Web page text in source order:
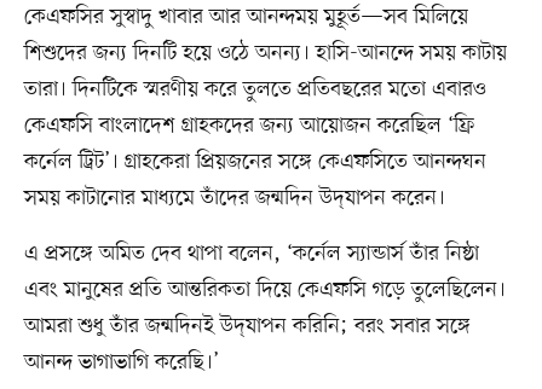
কেএফসির সুস্বাদু খাবার আর আনন্দময় মুহূর্ত—সব মিলিয়ে
শিশুদের জন্য দিনটি হয়ে ওঠে অনন্য। হাসি-আনন্দে সময় কাটায়
তারা। দিনটিকে স্মরণীয় করে তুলতে প্রতিবছরের মতো এবারও
কেএফসি বাংলাদেশ গ্রাহকদের জন্য আয়োজন করেছিল ‘ফ্রি
কর্নেল ট্রিট’। গ্রাহকেরা প্রিয়জনের সঙ্গে কেএফসিতে আনন্দঘন
সময় কাটানোর মাধ্যমে তাঁদের জন্মদিন উদ্‌যাপন করেন।
এ প্রসঙ্গে অমিত দেব থাপা বলেন, ‘কর্নেল স্যান্ডার্স তাঁর নিষ্ঠা
এবং মানুষের প্রতি আন্তরিকতা দিয়ে কেএফসি গড়ে তুলেছিলেন।
আমরা শুধু তাঁর জন্মদিনই উদ্‌যাপন করিনি; বরং সবার সঙ্গে
আনন্দ ভাগাভাগি করেছি।’